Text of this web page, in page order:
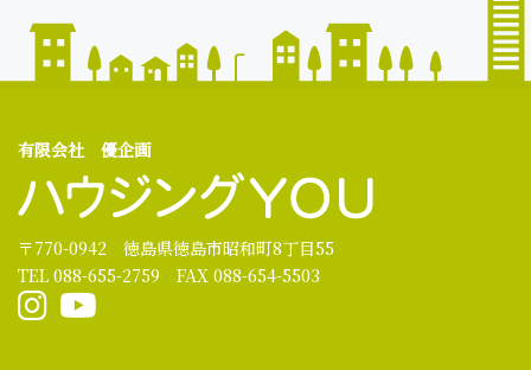
有限会社 優企画
〒770-0942 徳島県徳島市昭和町8丁目55
TEL 088-655-2759 FAX 088-654-5503